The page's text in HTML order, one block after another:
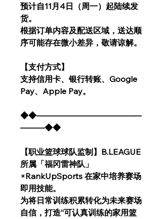
预计自11月4日（周一）起陆续发
货。
根据订单内容及配送区域，送达顺
序可能存在微小差异，敬请谅解。
【支付方式】
支持信用卡、银行转账、Google
Pay、Apple Pay。
◆◆―――――――――――――
―――◆◆
【职业篮球球队监制】B.LEAGUE
所属「福冈雷神队」
×RankUpSports 在家中培养赛场
即用技能。
为将日常训练积累转化为未来赛场
自信，打造“可认真训练的家用篮